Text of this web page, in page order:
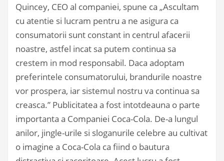
Quincey, CEO al companiei, spune ca „Ascultam
cu atentie si lucram pentru a ne asigura ca
consumatorii sunt constant in centrul afacerii
noastre, astfel incat sa putem continua sa
crestem in mod responsabil. Daca adoptam
preferintele consumatorului, brandurile noastre
vor prospera, iar sistemul nostru va continua sa
creasca.” Publicitatea a fost intotdeauna o parte
importanta a Companiei Coca-Cola. De-a lungul
anilor, jingle-urile si sloganurile celebre au cultivat
o imagine a Coca-Cola ca fiind o bautura